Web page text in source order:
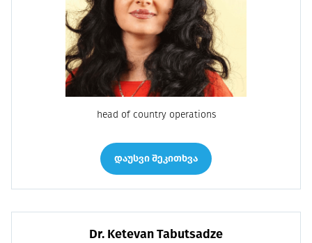
head of country operations
დაუსვი შეკითხვა
Dr. Ketevan Tabutsadze